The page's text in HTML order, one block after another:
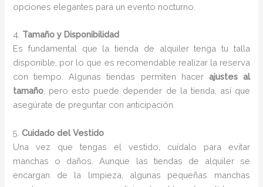
opciones elegantes para un evento nocturno.
4. Tamaño y Disponibilidad
Es fundamental que la tienda de alquiler tenga tu talla
disponible, por lo que es recomendable realizar la reserva
con tiempo. Algunas tiendas permiten hacer ajustes al
tamaño , pero esto puede depender de la tienda, así que
asegúrate de preguntar con anticipación.
5.Cuidado del Vestido
Una vez que tengas el vestido, cuídalo para evitar
manchas o daños. Aunque las tiendas de alquiler se
encargan de la limpieza, algunas pequeñas manchas